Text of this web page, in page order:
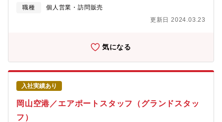
きます。エリア限定、また〇時以降の緊急連絡は控えたほうが良
山に出店。直にお客様と触れ合い喜びを感じることができます。
社精神を持っている社員が多く、アットホームで穏やかな仲間と
職種
個人営業・訪問販売
更新日 2024.03.23
気になる
入社実績あり
岡山空港／エアポートスタッフ（グランドスタッ
フ）